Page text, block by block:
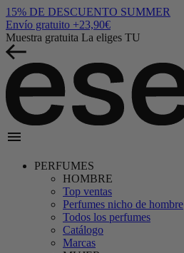
15% DE DESCUENTO SUMMER
Envío gratuito +23,90€
Muestra gratuita La eliges TU
menu
PERFUMES
HOMBRE
Top ventas
Perfumes nicho de hombre
Todos los perfumes
Catálogo
Marcas